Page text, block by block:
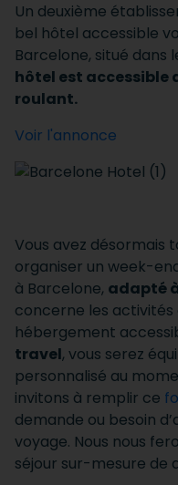
Un deuxième
bel hôtel accessible
Barcelone, situé dans
hôtel est accessible
roulant.
Voir l'annonce
Vous avez désormais
organiser un week-
à Barcelone, adapté
concerne les
hébergement
travel, vous serez
personnalisé au
invitons à remplir ce
demande ou besoin
voyage. Nous nous
séjour sur-mesure de